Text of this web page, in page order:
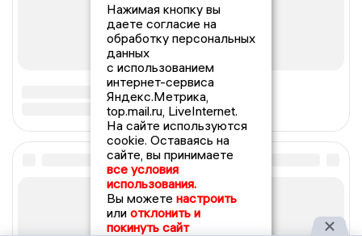
Нажимая кнопку вы
даете согласие на
обработку персональных
данных
с использованием
интернет-сервиса
Яндекс.Метрика,
top.mail.ru, LiveInternet.
На сайте используются
cookie. Оставаясь на
сайте, вы принимаете
все условия
использования.
Вы можете настроить
или отклонить и
покинуть сайт